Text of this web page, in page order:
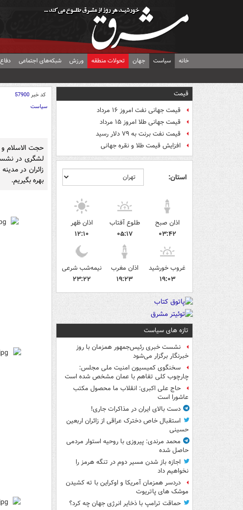
خانه سیاست جهان تحولات منطقه ورزش شبکه‌های اجتماعی
قیمت
قیمت جهانی نفت امروز ۱۶ مرداد
قیمت جهانی طلا امروز ۱۵ مرداد
قیمت نفت برنت به ۷۹ دلار رسید
افزایش قیمت طلا و نقره جهانی
استان:
اذان صبح
۰۳:۴۲
طلوع آفتاب
۰۵:۱۷
اذان ظهر
۱۲:۱۰
غروب خورشید
۱۹:۰۳
اذان مغرب
۱۹:۲۳
نیمه‌شب شرعی
۲۳:۲۲
تازه های سیاست
نشست خبری رئیس‌جمهور همزمان با روز
خبرنگار برگزار می‌شود
سخنگوی کمیسیون امنیت ملی مجلس:
چارچوب کلی تفاهم با عمان مشخص شده است
حاج علی اکبری: انقلاب ما محصول مکتب
عاشورا است
دست بالای ایران در مذاکرات جاری!
استقبال خاص دخترک عراقی از زائران اربعین
حسینی
محمد مرندی: پیروزی با روحیه استوار مردمی
حاصل شده
اجازه باز شدن مسیر دوم در تنگه هرمز را
نخواهیم داد
دردسر همزمان آمریکا و اوکراین با ته کشیدن
موشک های پاتریوت
حماقت ترامپ با ذخایر انرژی جهان چه کرد؟
کد خبر57900
سیاست
حجت الاسلام
لشگری در
زائران در
بهره بگیریم.